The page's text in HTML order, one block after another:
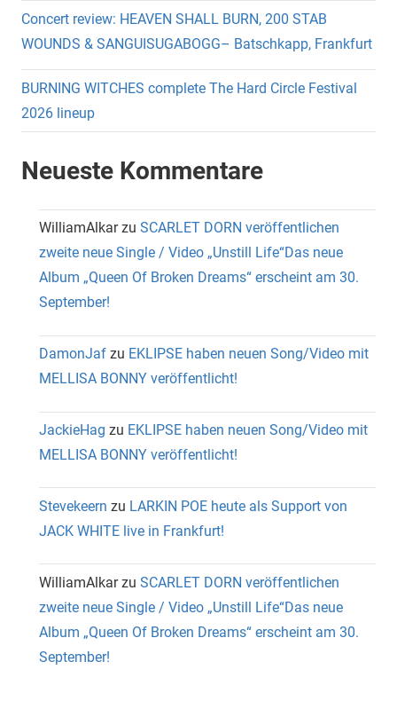
Concert review: HEAVEN SHALL BURN, 200 STAB
WOUNDS & SANGUISUGABOGG– Batschkapp, Frankfurt
BURNING WITCHES complete The Hard Circle Festival
2026 lineup
Neueste Kommentare
WilliamAlkarzu SCARLET DORN veröffentlichen
zweite neue Single / Video „Unstill Life“Das neue
Album „Queen Of Broken Dreams“ erscheint am 30.
September!
DamonJaf zu EKLIPSE haben neuen Song/Video mit
MELLISA BONNY veröffentlicht!
JackieHag zu EKLIPSE haben neuen Song/Video mit
MELLISA BONNY veröffentlicht!
Stevekeern zu LARKIN POE heute als Support von
JACK WHITE live in Frankfurt!
WilliamAlkarzu SCARLET DORN veröffentlichen
zweite neue Single / Video „Unstill Life“Das neue
Album „Queen Of Broken Dreams“ erscheint am 30.
September!